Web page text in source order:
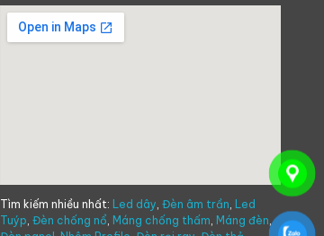
Tìm kiếm nhiều nhất: Led dây, Đèn âm trần, Led
Tuýp, Đèn chống nổ, Máng chống thấm, Máng đèn,